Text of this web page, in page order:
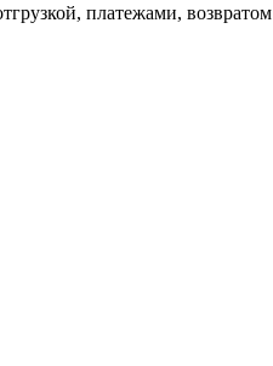
платежами, возвратом